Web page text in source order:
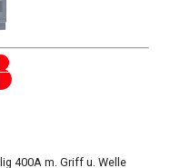
400A m. Griff u. Welle